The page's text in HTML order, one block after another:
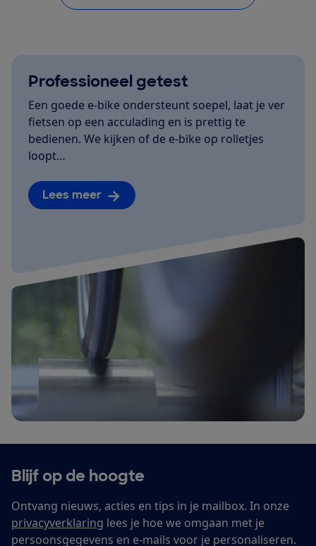
Professioneel getest
Een goede e-bike ondersteunt soepel, laat je ver
fietsen op een acculading en is prettig te
bedienen. We kijken of de e-bike op rolletjes
loopt…
Lees meer
Blijf op de hoogte
Ontvang nieuws, acties en tips in je mailbox. In onze
privacyverklaring lees je hoe we omgaan met je
persoonsgegevens en e-mails voor je personaliseren.